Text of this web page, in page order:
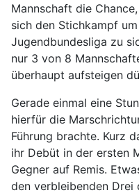
Mannschaft die
sich den Stichkampf
Jugendbundesliga zu
nur 3 von 8
überhaupt aufsteigen
Gerade einmal eine
hierfür die
Führung brachte. Kurz
ihr Debüt in der ersten
Gegner auf Remis.
den verbleibenden Drei